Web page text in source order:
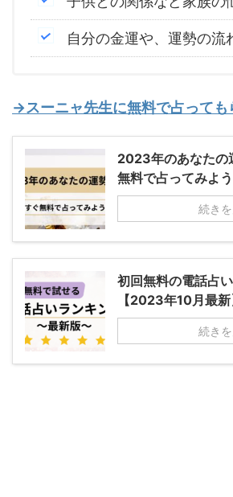
自分の金運や、運勢の流
→スーニャ先生に無料で占っても
2023年のあなたの
無料で占ってみよう
続き
初回無料の電話占
【2023年10月最新
続き